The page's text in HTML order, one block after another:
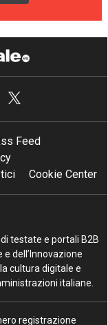
Feed
Cookie Center
testate e portali B2B
dell’Innovazione
cultura digitale e
italiane.
registrazione